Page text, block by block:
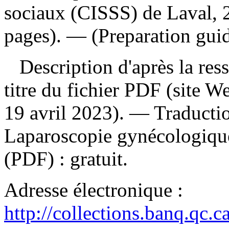
sociaux (CISSS) de
pages). — (Preparation
Description d'après la
titre du fichier PDF (site
19 avril 2023). —
Laparoscopie
(PDF) : gratuit.
Adresse électronique :
http://